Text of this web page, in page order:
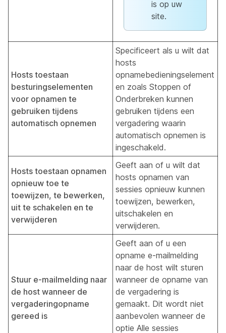
is op uw
site.
Hosts toestaan
besturingselementen
voor opnamen te
gebruiken tijdens
automatisch opnemen
Specificeert als u wilt dat
hosts
opnamebedieningselement
en zoals Stoppen of
Onderbreken kunnen
gebruiken tijdens een
vergadering waarin
automatisch opnemen is
ingeschakeld.
Hosts toestaan opnamen
opnieuw toe te
toewijzen, te bewerken,
uit te schakelen en te
verwijderen
Geeft aan of u wilt dat
hosts opnamen van
sessies opnieuw kunnen
toewijzen, bewerken,
uitschakelen en
verwijderen.
Stuur e-mailmelding naar
de host wanneer de
vergaderingopname
gereed is
Geeft aan of u een
opname e-mailmelding
naar de host wilt sturen
wanneer de opname van
de vergadering is
gemaakt. Dit wordt niet
aanbevolen wanneer de
optie Alle sessies